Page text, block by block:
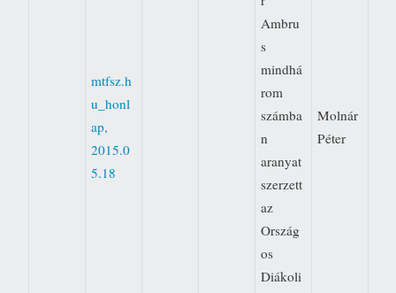
mtfsz.h
u_honl
ap,
2015.0
5.18
Ambru
s
mindhá
rom
számba
n
aranyat
szerzett
az
Ország
os
Diákoli
Molnár
Péter